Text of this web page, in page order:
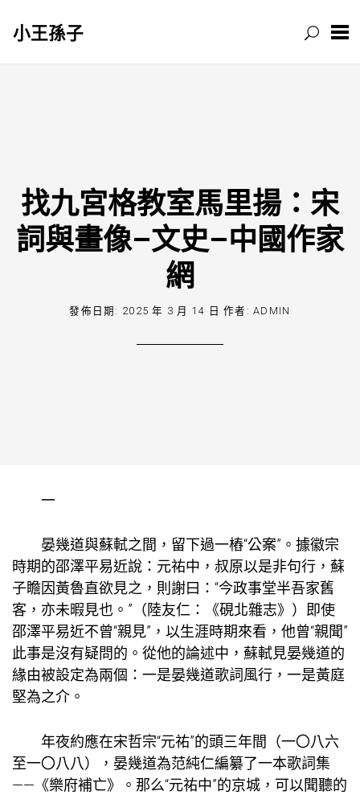
小王孫子
找九宮格教室馬里揚：宋
詞與畫像–文史–中國作家
網
發佈日期: 2025 年 3 月 14 日 作者:ADMIN
一
晏幾道與蘇軾之間，留下過一樁“公案”。據徽宗
時期的邵澤平易近說：元祐中，叔原以是非句行，蘇
子瞻因黃魯直欲見之，則謝曰：“今政事堂半吾家舊
客，亦未暇見也。”（陸友仁：《硯北雜志》）即使
邵澤平易近不曾“親見”，以生涯時期來看，他曾“親聞”
此事是沒有疑問的。從他的論述中，蘇軾見晏幾道的
緣由被設定為兩個：一是晏幾道歌詞風行，一是黃庭
堅為之介。
年夜約應在宋哲宗“元祐”的頭三年間（一〇八六
至一〇八八），晏幾道為范純仁編纂了一本歌詞集
——《樂府補亡》。那么“元祐中”的京城，可以聞聽的